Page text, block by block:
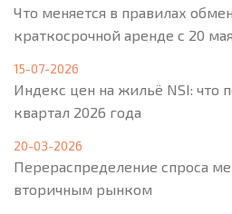
Что меняется в правилах
краткосрочной аренде с 20
15-07-2026
Индекс цен на жильё NSI: что
квартал 2026 года
20-03-2026
Перераспределение спроса
вторичным рынком